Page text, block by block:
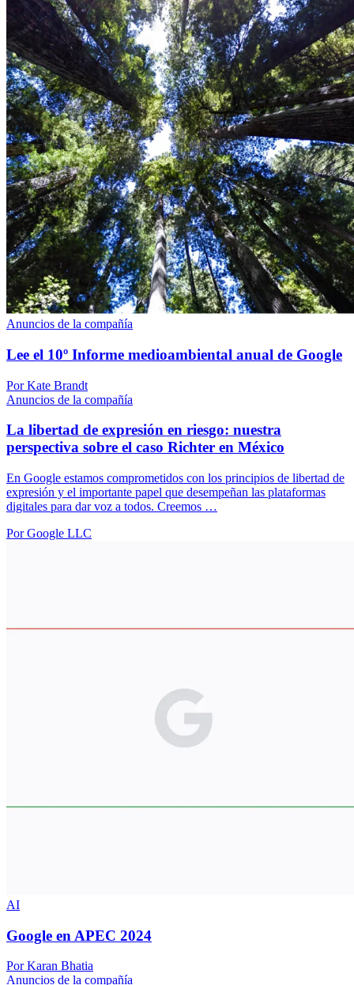
Anuncios de la compañía
Lee el 10º Informe medioambiental anual de Google
Por Kate Brandt
Anuncios de la compañía
La libertad de expresión en riesgo: nuestra
perspectiva sobre el caso Richter en México
En Google estamos comprometidos con los principios de libertad de
expresión y el importante papel que desempeñan las plataformas
digitales para dar voz a todos. Creemos …
Por Google LLC
AI
Google en APEC 2024
Por Karan Bhatia
Anuncios de la compañía